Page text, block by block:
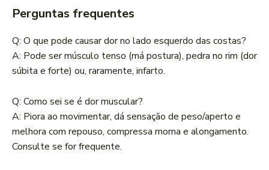
Perguntas frequentes
Q: O que pode causar dor no lado esquerdo das costas?
A: Pode ser músculo tenso (má postura), pedra no rim (dor
súbita e forte) ou, raramente, infarto.
Q: Como sei se é dor muscular?
A: Piora ao movimentar, dá sensação de peso/aperto e
melhora com repouso, compressa morna e alongamento.
Consulte se for frequente.